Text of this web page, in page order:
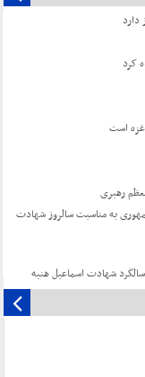
دارد
کرد
رهبری
به مناسبت سالروز شهادت
سالگرد شهادت اسماعیل هنیه